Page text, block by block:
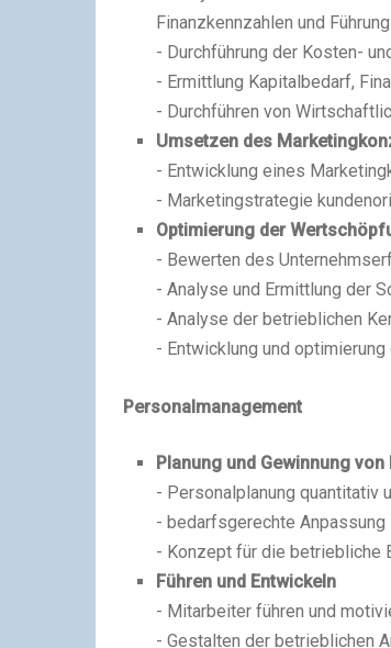
Finanzkennzahlen und
- Durchführung der Kosten-
- Ermittlung Kapitalbedarf,
- Durchführen von
Umsetzen des
- Entwicklung eines
- Marketingstrategie
Optimierung der
- Bewerten des
- Analyse und Ermittlung der
- Analyse der betrieblichen
- Entwicklung und
Personalmanagement
Planung und Gewinnung von
- Personalplanung quantitativ
- bedarfsgerechte Anpassung
- Konzept für die betriebliche
Führen und Entwickeln
- Mitarbeiter führen und
- Gestalten der betrieblichen